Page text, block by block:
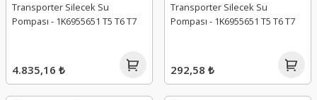
Transporter Silecek Su
Pompası - 1K6955651 T5 T6 T7
4.835,16 ₺
Transporter Silecek Su
Pompası - 1K6955651 T5 T6 T7
292,58 ₺